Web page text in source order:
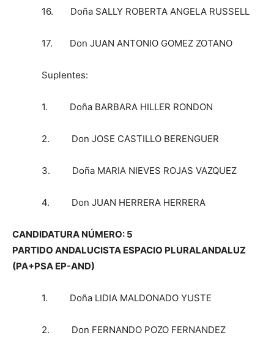
16. Doña SALLY ROBERTA ANGELA RUSSELL
17. Don JUAN ANTONIO GOMEZ ZOTANO
Suplentes:
1. Doña BARBARA HILLER RONDON
2. Don JOSE CASTILLO BERENGUER
3. Doña MARIA NIEVES ROJAS VAZQUEZ
4. Don JUAN HERRERA HERRERA
CANDIDATURA NÚMERO: 5
PARTIDO ANDALUCISTA ESPACIO PLURALANDALUZ
(PA+PSA EP-AND)
1. Doña LIDIA MALDONADO YUSTE
2. Don FERNANDO POZO FERNANDEZ